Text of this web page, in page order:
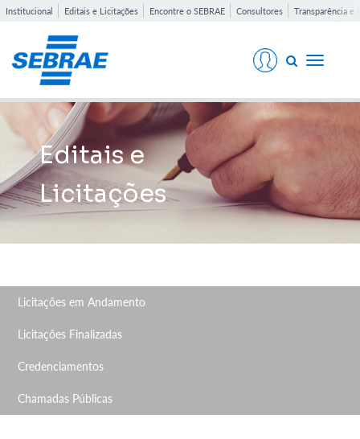
Institucional Editais e Licitações Encontre o SEBRAE Consultores Transparência e
Toggle
Editais e
Licitações
Licitações em Andamento
Licitações Finalizadas
Credenciamentos
Chamadas Públicas